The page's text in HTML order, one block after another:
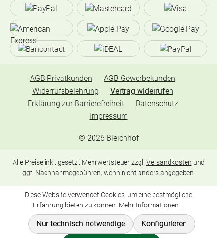
© 2026 Bleichhof
AGB Privatkunden
AGB Gewerbekunden
Widerrufsbelehrung
Vertrag widerrufen
Erklärung zur Barrierefreiheit
Datenschutz
Impressum
Alle Preise inkl. gesetzl. Mehrwertsteuer zzgl. Versandkosten und
ggf. Nachnahmegebühren, wenn nicht anders angegeben.
Diese Website verwendet Cookies, um eine bestmögliche
Erfahrung bieten zu können. Mehr Informationen ...
Nur technisch notwendige Konfigurieren